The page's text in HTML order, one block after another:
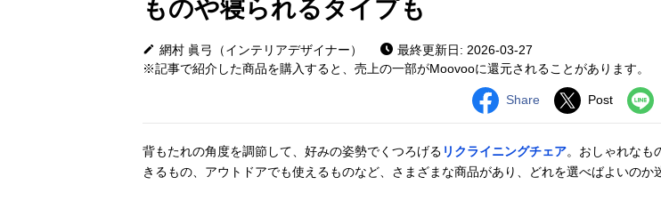
ものや寝られるタイプも
網村 眞弓（インテリアデザイナー）
最終更新日: 2026-03-27
※記事で紹介した商品を購入すると、売上の一部がMoovooに還元されることがあります。
Share Post
背もたれの角度を調節して、好みの姿勢でくつろげる リクライニングチェア。おしゃれなも
きるもの、アウトドアでも使えるものなど、さまざまな商品があり、どれを選べばよいのか